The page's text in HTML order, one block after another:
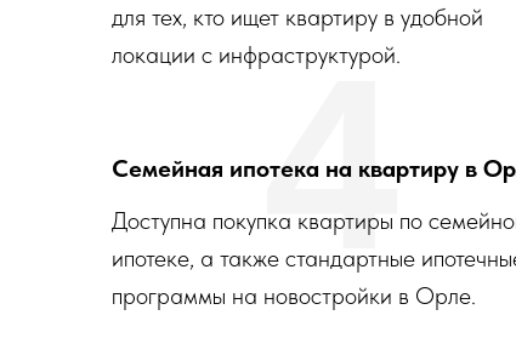
для тех, кто ищет квартиру в удобной
локации с инфраструктурой.
Семейная ипотека на квартиру в
Доступна покупка квартиры по
ипотеке, а также стандартные
программы на новостройки в Орле.
4